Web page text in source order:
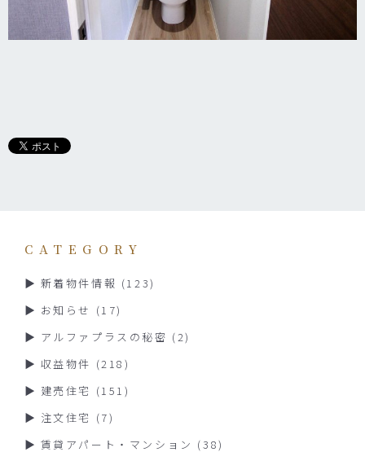
CATEGORY
新着物件情報 (123)
お知らせ (17)
アルファプラスの秘密 (2)
収益物件 (218)
建売住宅 (151)
注文住宅 (7)
賃貸アパート・マンション (38)